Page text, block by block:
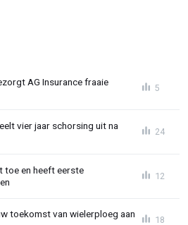
AG Insurance fraaie
5
vier jaar schorsing uit na
24
toe en heeft eerste
12
toekomst van wielerploeg aan
18